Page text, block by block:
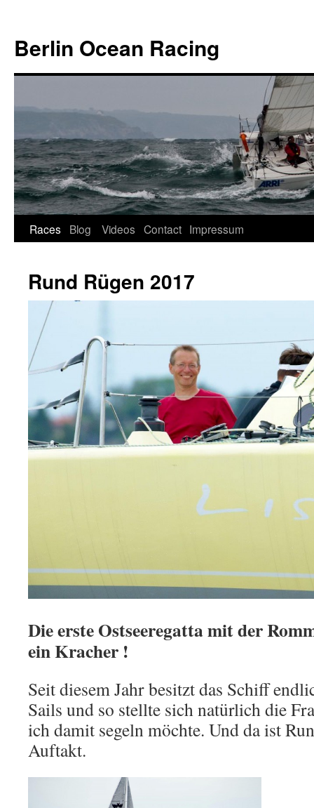
content
Berlin Ocean Racing
Races Blog Videos Contact Impressum
Rund Rügen 2017
Die erste Ostseeregatta mit der
ein Kracher !
Seit diesem Jahr besitzt das Schiff
Sails und so stellte sich natürlich die
ich damit segeln möchte. Und da ist
Auftakt.